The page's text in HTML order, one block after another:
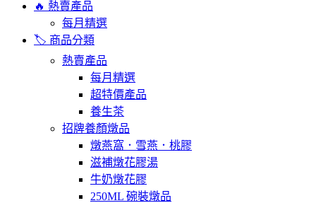
🔥 熱賣產品
每月精選
🏷️ 商品分類
熱賣產品
每月精選
超特價產品
養生茶
招牌養顏燉品
燉燕窩．雪燕．桃膠
滋補燉花膠湯
牛奶燉花膠
250ML 碗裝燉品